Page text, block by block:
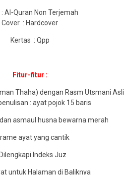
Al-Quran Non Terjemah
Cover : Hardcover
Kertas : Qpp
Fitur-fitur :
Thaha) dengan Rasm Utsmani Asli
: ayat pojok 15 baris
asmaul husna bewarna merah
ayat yang cantik
Indeks Juz
untuk Halaman di Baliknya